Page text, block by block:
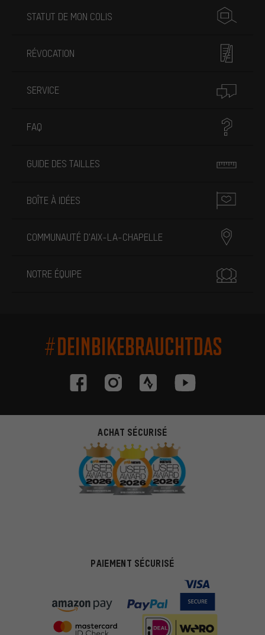
STATUT DE MON COLIS
RÉVOCATION
SERVICE
FAQ
GUIDE DES TAILLES
BOÎTE À IDÉES
COMMUNAUTÉ D'AIX-LA-CHAPELLE
NOTRE ÉQUIPE
#DEINBIKEBRAUCHTDAS
ACHAT SÉCURISÉ
PAIEMENT SÉCURISÉ